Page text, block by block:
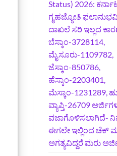
Status) 2026:
ಗೃಹಜ್ಯೋತಿ
ದಾಖಲೆ ಸರಿ ಇಲ್ಲದ
ಬೆಸ್ಕಾಂ-3728114,
ಮೈಸೂರು-1109782,
ಜೆಸ್ಕಾಂ-850786,
ಹೆಸ್ಕಾಂ-2203401,
ಮೆಸ್ಕಾಂ-1231289,
ವ್ಯಾಪ್ತಿ-26709
ವಜಾಗೊಳಿಸಲಾಗಿದೆ-
ಈಗಲೇ ಇಲ್ಲಿಂದ ಚೆಕ್
ಅಗತ್ಯವಿದ್ದರೆ ಮರು